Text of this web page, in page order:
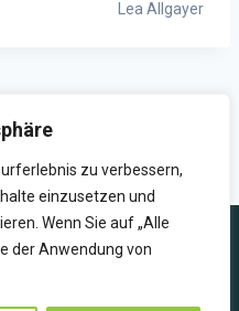
zu verbessern,
einzusetzen und
Wenn Sie auf „Alle
der Anwendung von
Lea Allgayer
„Erfahrung sammelt man,